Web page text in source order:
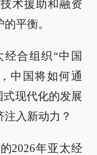
术援助和融资
平衡。
合组织“中国
中国将如何通
式现代化的发展
入新动力？
2026年亚太经